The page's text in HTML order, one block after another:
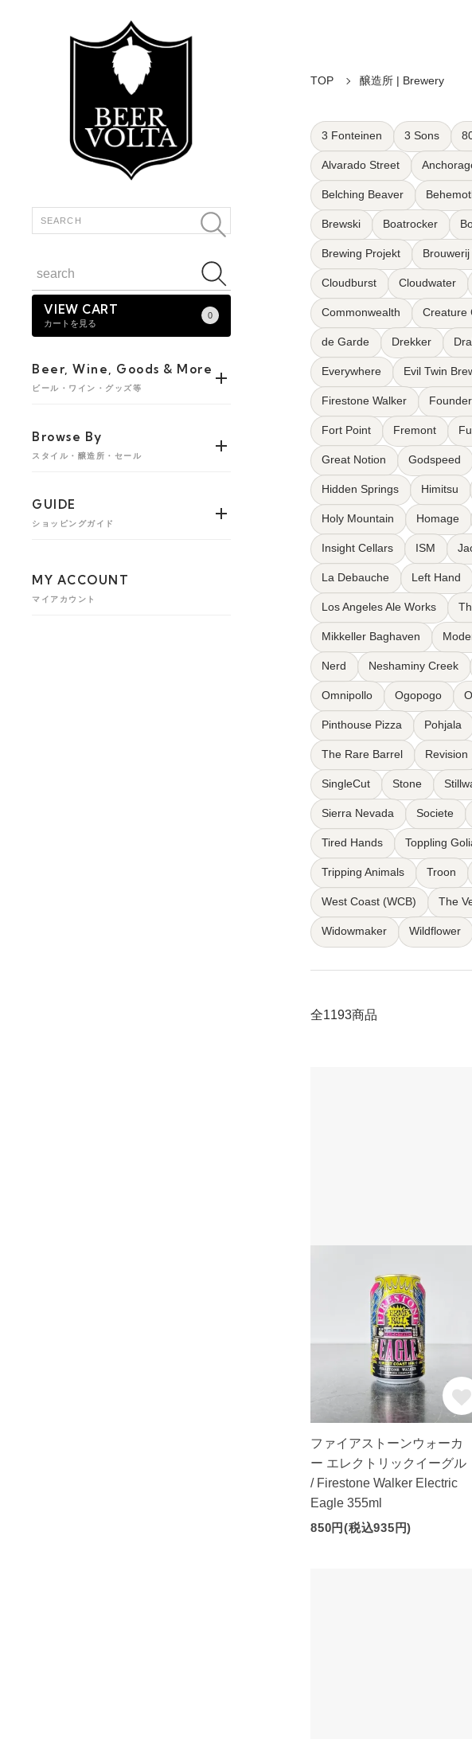
VIEW CART
カートを見る
0
Beer, Wine, Goods & More
ビール・ワイン・グッズ等
Browse By
スタイル・醸造所・セール
GUIDE
ショッピングガイド
MY ACCOUNT
マイアカウント
TOP 醸造所 | Brewery
3 Fonteinen 3 Sons
Alvarado Street
Belching Beaver
Brewski Boatrocker
Brewing Projekt
Cloudburst Cloudwater
Commonwealth Creature
de Garde Drekker
Everywhere Evil Twin
Firestone Walker
Fort Point Fremont
Great Notion Godspeed
Hidden Springs Himitsu
Holy Mountain Homage
Insight Cellars ISM
La Debauche Left Hand
Los Angeles Ale Works
Mikkeller Baghaven
Nerd Neshaminy Creek
Omnipollo Ogopogo
Pinthouse Pizza Pohjala
The Rare Barrel Revision
SingleCut Stone
Sierra Nevada Societe
Tired Hands Toppling
Tripping Animals Troon
West Coast (WCB) The
Widowmaker Wildflower
全1193商品
ファイアストーンウォーカ
ー エレクトリックイーグル
/ Firestone Walker Electric
Eagle 355ml
850円(税込935円)